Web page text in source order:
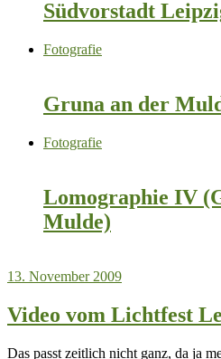
Südvorstadt
Fotografie
Gruna an der
Fotografie
Lomographie IV
Mulde)
13. November 2009
Video vom Lichtfest
Das passt zeitlich nicht ganz, da ja